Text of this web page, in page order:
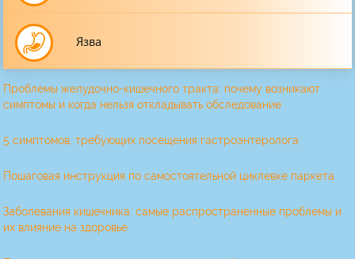
Язва
Проблемы желудочно-кишечного тракта: почему возникают
симптомы и когда нельзя откладывать обследование
5 симптомов, требующих посещения гастроэнтеролога
Пошаговая инструкция по самостоятельной циклевке паркета
Заболевания кишечника: самые распространенные проблемы и
их влияние на здоровье